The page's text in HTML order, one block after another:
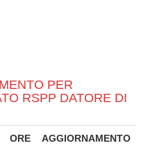
PER
RSPP DATORE DI
ORE AGGIORNAMENTO